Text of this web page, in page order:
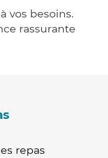
vos besoins.
rassurante
repas